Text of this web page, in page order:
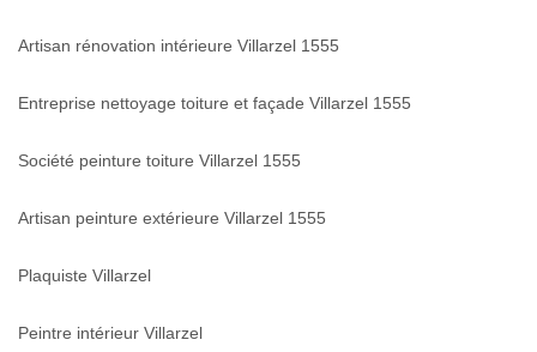
Artisan rénovation intérieure Villarzel 1555
Entreprise nettoyage toiture et façade Villarzel 1555
Société peinture toiture Villarzel 1555
Artisan peinture extérieure Villarzel 1555
Plaquiste Villarzel
Peintre intérieur Villarzel